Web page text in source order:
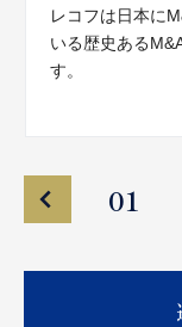
レコフは日本に
いる歴史ある
す。
01